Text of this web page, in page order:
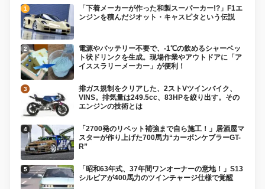
「下着メーカーが作った和製スーパーカー!?」F1エ
ンジンを積んだジオット・キャスピタという伝説
電源やバッテリー不要で、-1℃の飲めるシャーベッ
ト状ドリンクを生成。現場作業やアウトドアに「ア
イススラリーメーカー」が便利！
排ガス規制をクリアした、2ストVツインバイク、
VINS。排気量は249.5cc、83HPを絞り出す。その
エンジンの技術とは
「2700発のリベット補強まで自ら施工！」居酒屋マ
スターが作り上げた700馬力“カーボンケブラーGT-
R”
「昭和63年式、37年間ワンオーナーの意地！」S13
シルビアが400馬力のツインチャージ仕様で覚醒